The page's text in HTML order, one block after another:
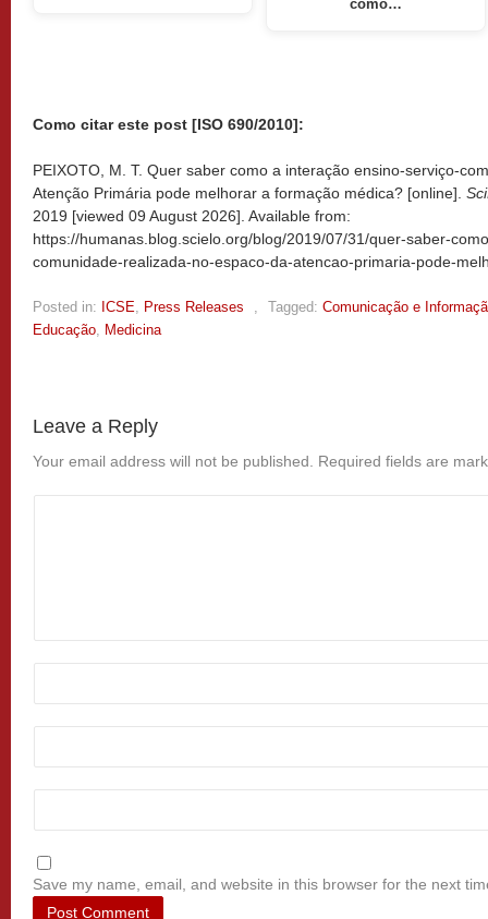
como…
Como citar este post [ISO 690/2010]:
PEIXOTO, M. T. Quer saber como a interação ensino-serviço-
Atenção Primária pode melhorar a formação médica? [online].
2019 [viewed 09 August 2026]. Available from:
https://humanas.blog.scielo.org/blog/2019/07/31/quer-saber-
comunidade-realizada-no-espaco-da-atencao-primaria-pode-
Posted in: ICSE Press Releases Tagged: Comunicação e
Educação
Medicina
Leave a Reply
Your email address will not be published. Required fields are
Save my name, email, and website in this browser for the next